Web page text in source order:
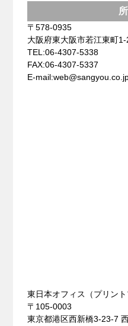
〒578-0935
大阪府東大阪市若江東町
TEL:06-4307-5338
FAX:06-4307-5337
E-
東日本オフィス（プリント
〒105-0003
東京都港区西新橋3-23-7